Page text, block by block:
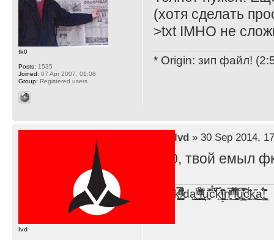
(хотя сделать
>txt IMHO не
* Origin: зип файл!
fk0
Posts: 1535
Joined: 07 Apr 2007, 01:08
Group: Registered users
lvd» 30 Sep 2014,
Фк0, твой емыл
F̞͖̭̿̔ͯu̐̅cͬ̑ͩk̨̤̳͇̮̭̪̠̽̿̓̆ͭͩ ̷̩̰͎̩͓̘̾̀ͬ̊ͭ͛ͅda̝̺͙̬͎̝̾͟ ̰̜̝̯͉̯̖̓̎́ͨ̽ͫ͟f̟͇̭̀ͬͨͭ̐̚u̹̼̹̗̞͑̔͂͐̚cͭ̅̊̆̒̆ǩ̝̩̯́ͥ̔̍̑ḭ͓͍̳̬ͦ̽͂n͍͎͈̈̅ͩͬ ̊ͫ̂̾̑̈́f̲͚͉͓͗̋́ͧͦ̅ȗ͇̲̻͈̲̅̎͗͒ͭ͡c̬̟̠̹̯̈́ͩ͘ͅk̫̠̻̋͜a̲͒̾̇!͙͕̺͉̗̩̲̂̏̄̀
lvd